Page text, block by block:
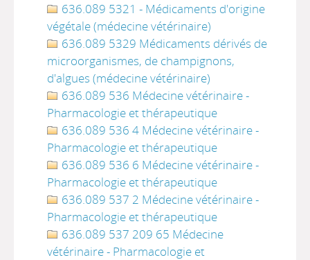
636.089 5321 - Médicaments d'origine
végétale (médecine vétérinaire)
636.089 5329 Médicaments dérivés de
microorganismes, de champignons,
d'algues (médecine vétérinaire)
636.089 536 Médecine vétérinaire -
Pharmacologie et thérapeutique
636.089 536 4 Médecine vétérinaire -
Pharmacologie et thérapeutique
636.089 536 6 Médecine vétérinaire -
Pharmacologie et thérapeutique
636.089 537 2 Médecine vétérinaire -
Pharmacologie et thérapeutique
636.089 537 209 65 Médecine
vétérinaire - Pharmacologie et